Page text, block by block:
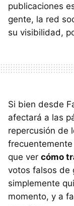
publicaciones
gente, la red
su visibilidad,
Si bien desde
afectará a las
repercusión de
que ver cómo
votos falsos de
simplemente
momento, y a